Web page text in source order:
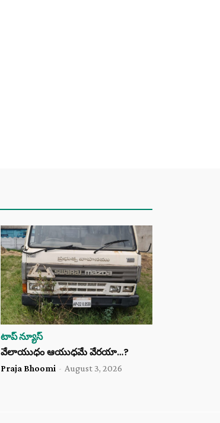
టాప్ న్యూస్
వేలాయుధం ఆయుధమే వేరయా…?
Praja Bhoomi - August 3, 2026